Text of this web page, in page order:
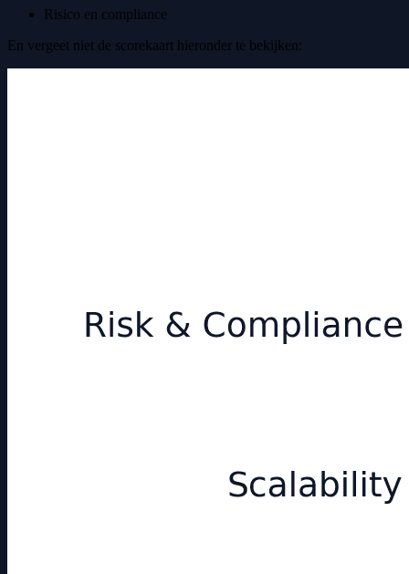
Risico en compliance
En vergeet niet de scorekaart hieronder te bekijken: